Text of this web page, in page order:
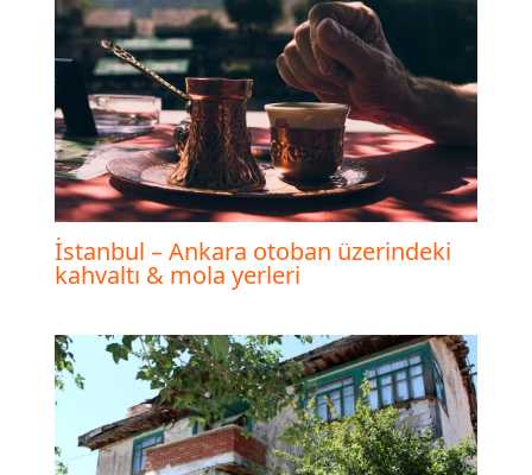
İstanbul – Ankara otoban üzerindeki
kahvaltı & mola yerleri